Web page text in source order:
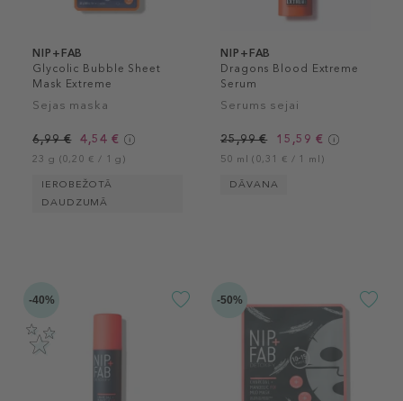
NIP+FAB
Glycolic Bubble Sheet
Mask Extreme
Sejas maska
6,99 € 4,54 €
23 g (0,20 € / 1 g)
IEROBEŽOTĀ
DAUDZUMĀ
NIP+FAB
Dragons Blood Extreme
Serum
Serums sejai
25,99 € 15,59 €
50 ml (0,31 € / 1 ml)
DĀVANA
-40% -50%